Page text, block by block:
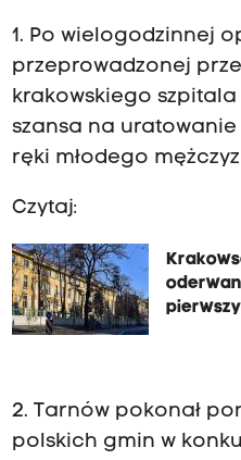
1. Po wielogodzinnej
przeprowadzonej
krakowskiego
szansa na
ręki młodego
Czytaj:
2. Tarnów pokonał
polskich gmin w